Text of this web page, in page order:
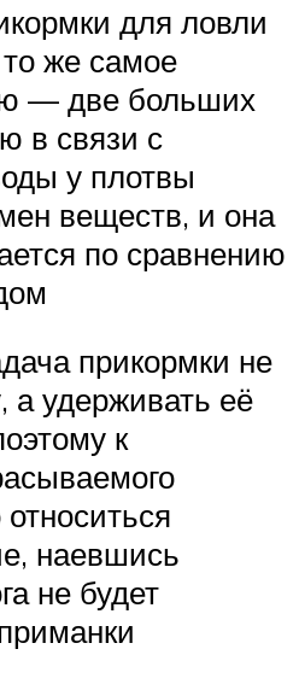
для ловли
же самое
— две больших
в связи с
у плотвы
веществ, и она
по сравнению
прикормки не
а удерживать её
к
наевшись
не будет